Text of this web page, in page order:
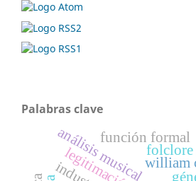
Palabras clave
folclore
legitimación
análisis musicalfunción formal
william